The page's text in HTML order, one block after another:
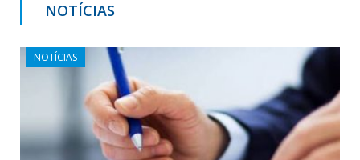
NOTÍCIAS
NOTÍCIAS